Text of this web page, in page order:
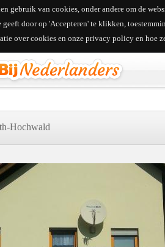
gebruik van cookies, onder andere om de
geeft door op 'Accepteren' te klikken,
over cookies en onze privacy policy en hoe
Hochwald